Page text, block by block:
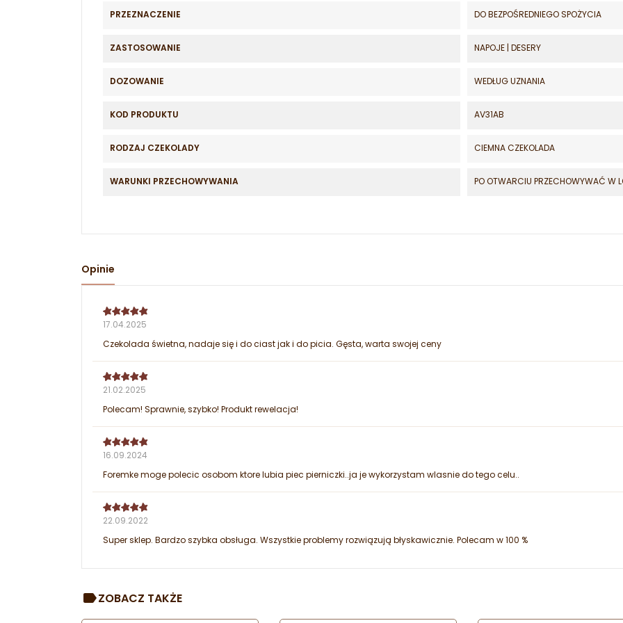
PRZEZNACZENIE DO BEZPOŚREDNIEGO SPOŻYCIA
ZASTOSOWANIE NAPOJE | DESERY
DOZOWANIE WEDŁUG UZNANIA
KOD PRODUKTU AV31AB
RODZAJ CZEKOLADY CIEMNA CZEKOLADA
WARUNKI PRZECHOWYWANIA PO OTWARCIU PRZECHOWYWAĆ W
Opinie
17.04.2025
Czekolada świetna, nadaje się i do ciast jak i do picia. Gęsta, warta swojej ceny
21.02.2025
Polecam! Sprawnie, szybko! Produkt rewelacja!
16.09.2024
Foremke moge polecic osobom ktore lubia piec pierniczki..ja je wykorzystam wlasnie do tego celu..
22.09.2022
Super sklep. Bardzo szybka obsługa. Wszystkie problemy rozwiązują błyskawicznie. Polecam w 100 %
ZOBACZ TAKŻE